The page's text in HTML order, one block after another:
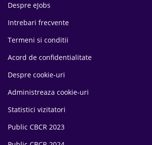
Despre eJobs
Intrebari frecvente
Termeni si conditii
Acord de confidentialitate
Despre cookie-uri
Administreaza cookie-uri
Statistici vizitatori
Public CBCR 2023